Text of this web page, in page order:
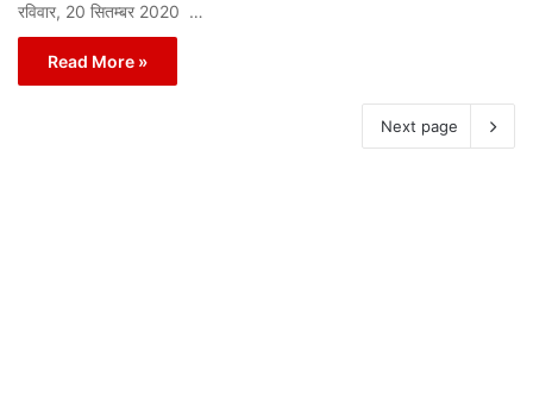
रविवार, 20 सितम्बर 2020 …
Read More »
Next page